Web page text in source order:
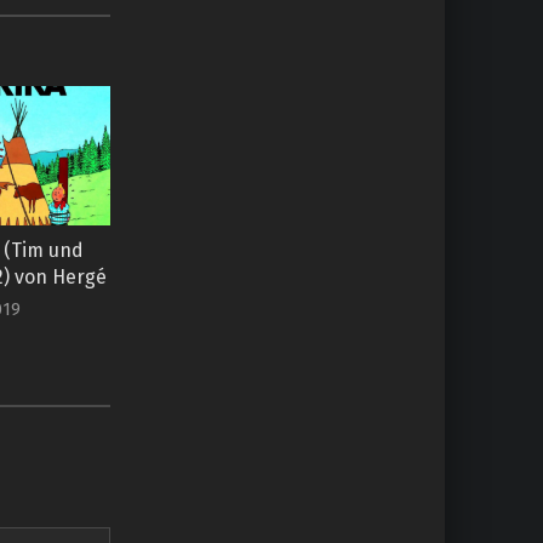
und
von Hergé